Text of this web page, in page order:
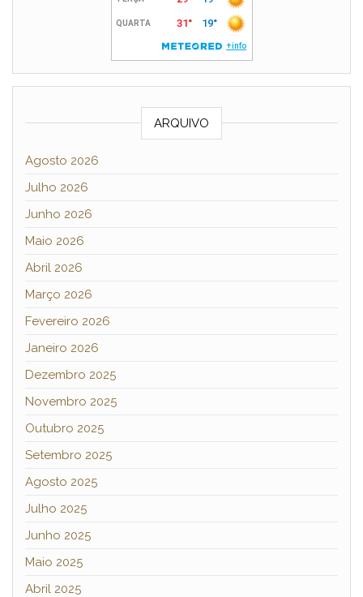
ARQUIVO
Agosto 2026
Julho 2026
Junho 2026
Maio 2026
Abril 2026
Março 2026
Fevereiro 2026
Janeiro 2026
Dezembro 2025
Novembro 2025
Outubro 2025
Setembro 2025
Agosto 2025
Julho 2025
Junho 2025
Maio 2025
Abril 2025